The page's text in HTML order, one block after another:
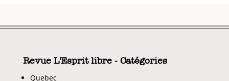
Revue L'Esprit libre - Catégories
Quebec